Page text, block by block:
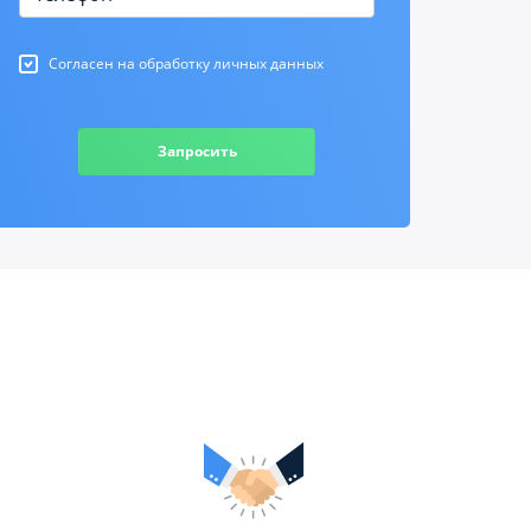
Согласен на обработку личных данных
Запросить